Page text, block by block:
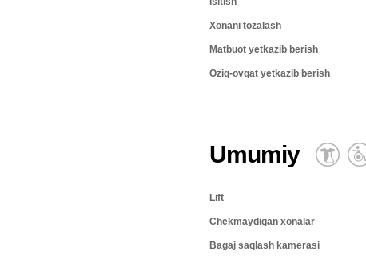
Xonani tozalash
Matbuot yetkazib berish
Oziq-ovqat yetkazib berish
Umumiy
Lift
Chekmaydigan xonalar
Bagaj saqlash kamerasi